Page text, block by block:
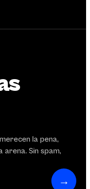
la pena,
arena. Sin spam,
→